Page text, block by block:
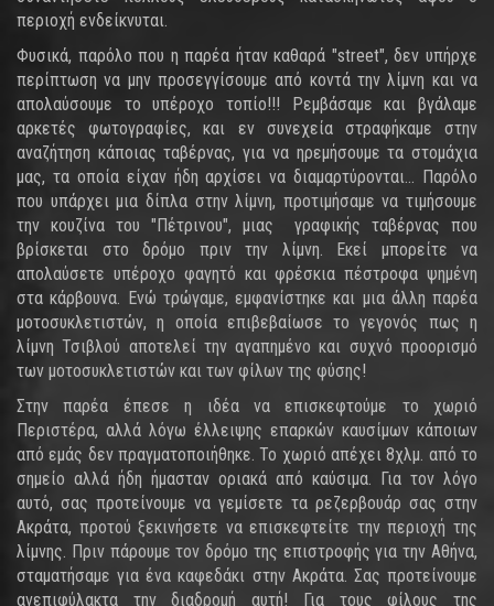
περιοχή ενδείκνυται.
Φυσικά, παρόλο που η παρέα ήταν καθαρά "street", δεν υπήρχε
περίπτωση να μην προσεγγίσουμε από κοντά την λίμνη και να
απολαύσουμε το υπέροχο τοπίο!!! Ρεμβάσαμε και βγάλαμε
αρκετές φωτογραφίες, και εν συνεχεία στραφήκαμε στην
αναζήτηση κάποιας ταβέρνας, για να ηρεμήσουμε τα στομάχια
μας, τα οποία είχαν ήδη αρχίσει να διαμαρτύρονται... Παρόλο
που υπάρχει μια δίπλα στην λίμνη, προτιμήσαμε να τιμήσουμε
την κουζίνα του "Πέτρινου", μιας γραφικής ταβέρνας που
βρίσκεται στο δρόμο πριν την λίμνη. Εκεί μπορείτε να
απολαύσετε υπέροχο φαγητό και φρέσκια πέστροφα ψημένη
στα κάρβουνα. Ενώ τρώγαμε, εμφανίστηκε και μια άλλη παρέα
μοτοσυκλετιστών, η οποία επιβεβαίωσε το γεγονός πως η
λίμνη Τσιβλού αποτελεί την αγαπημένο και συχνό προορισμό
των μοτοσυκλετιστών και των φίλων της φύσης!
Στην παρέα έπεσε η ιδέα να επισκεφτούμε το χωριό
Περιστέρα, αλλά λόγω έλλειψης επαρκών καυσίμων κάποιων
από εμάς δεν πραγματοποιήθηκε. Το χωριό απέχει 8χλμ. από το
σημείο αλλά ήδη ήμασταν οριακά από καύσιμα. Για τον λόγο
αυτό, σας προτείνουμε να γεμίσετε τα ρεζερβουάρ σας στην
Ακράτα, προτού ξεκινήσετε να επισκεφτείτε την περιοχή της
λίμνης. Πριν πάρουμε τον δρόμο της επιστροφής για την Αθήνα,
σταματήσαμε για ένα καφεδάκι στην Ακράτα. Σας προτείνουμε
ανεπιφύλακτα την διαδρομή αυτή! Για τους φίλους της